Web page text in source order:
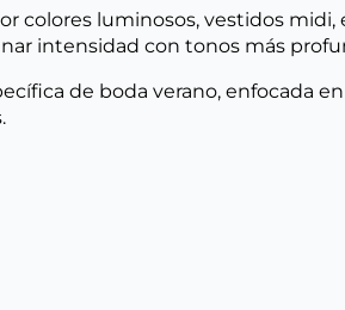
colores luminosos, vestidos
intensidad con tonos más
de boda verano, enfocada